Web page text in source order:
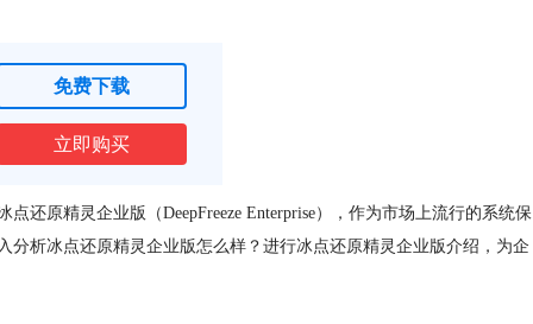
免费下载
立即购买
原精灵企业版（DeepFreeze Enterprise），作为市场上流行的系统保
析冰点还原精灵企业版怎么样？进行冰点还原精灵企业版介绍，为企